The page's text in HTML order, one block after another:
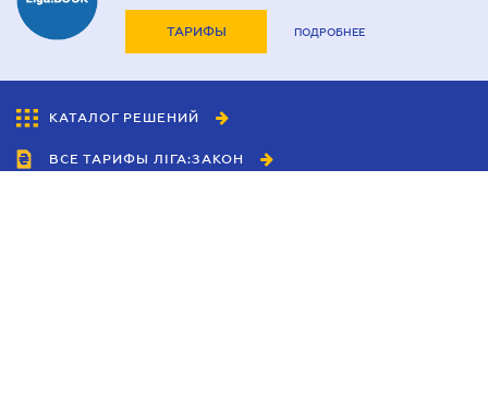
ТАРИФЫ ПОДРОБНЕЕ
КАТАЛОГ РЕШЕНИЙ
ВСЕ ТАРИФЫ ЛІГА:ЗАКОН